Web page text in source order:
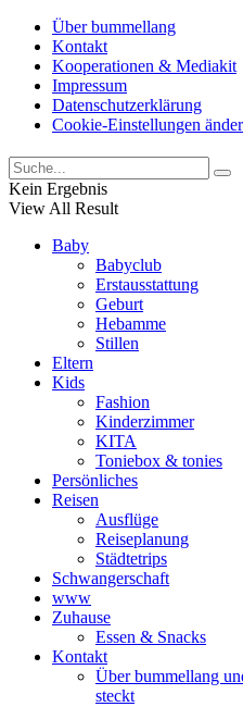
Über bummellang
Kontakt
Kooperationen & Mediakit
Impressum
Datenschutzerklärung
Cookie-Einstellungen
Kein Ergebnis
View All Result
Baby
Babyclub
Erstausstattung
Geburt
Hebamme
Stillen
Eltern
Kids
Fashion
Kinderzimmer
KITA
Toniebox & tonies
Persönliches
Reisen
Ausflüge
Reiseplanung
Städtetrips
Schwangerschaft
www
Zuhause
Essen & Snacks
Kontakt
Über bummellang
steckt